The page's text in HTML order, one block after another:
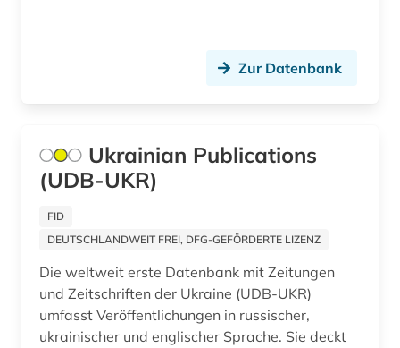
kulturzeitschrift (2)
künstler (1)
landeskunde (1)
lateinamerika (2)
Zur Datenbank
Ukrainian Publications
(UDB-UKR)
FID
DEUTSCHLANDWEIT FREI, DFG-GEFÖRDERTE LIZENZ
Die weltweit erste Datenbank mit Zeitungen
und Zeitschriften der Ukraine (UDB-UKR)
umfasst Veröffentlichungen in russischer,
ukrainischer und englischer Sprache. Sie deckt